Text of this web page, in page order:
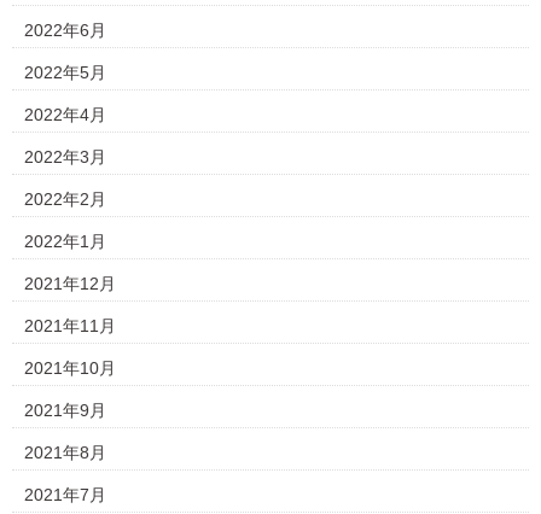
2022年6月
2022年5月
2022年4月
2022年3月
2022年2月
2022年1月
2021年12月
2021年11月
2021年10月
2021年9月
2021年8月
2021年7月